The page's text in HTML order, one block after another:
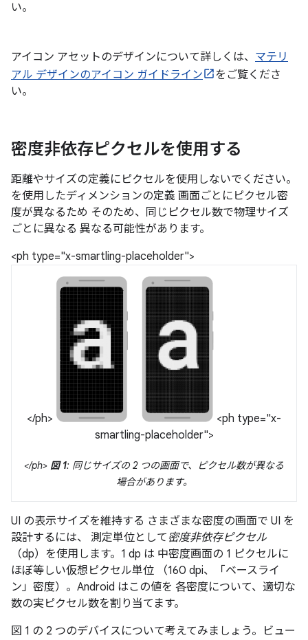
い。
アイコン アセットのデザインについて詳しくは、 マテリ
アル デザインのアイコン ガイドライン
をご覧くださ
い。
密度非依存ピクセルを使用する
距離やサイズの定義にピクセルを使用しないでください。
を使用したディメンションの定義 画面ごとにピクセル密
度が異なるため そのため、同じピクセル数で物理サイズ
ごとに異なる 異なる可能性があります。
<ph type="x-smartling-placeholder">
</ph>
<ph type="x-
smartling-placeholder">
</ph> 図 1: 同じサイズの 2 つの画面で、ピクセル数が異なる
場合があります。
UI の表示サイズを維持する さまざまな密度の画面で UI を
設計するには、 測定単位として 密度非依存ピクセル
（dp）を使用します。1 dp は 中密度画面の 1 ピクセルに
ほぼ等しい仮想ピクセル単位 （160 dpi、「ベースライ
ン」密度）。Android はこの値を 各密度について、適切な
数の実ピクセル数を割り当てます。
図 1 の 2 つのデバイスについて考えてみましょう。ビュー